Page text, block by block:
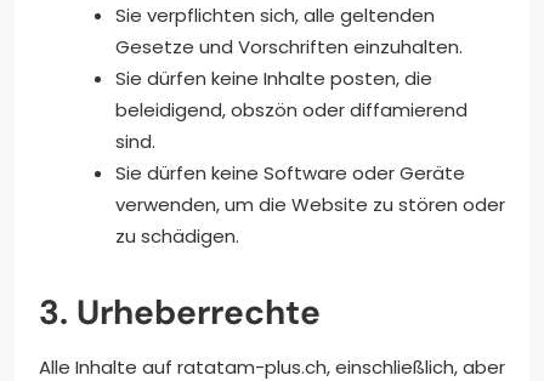
Sie verpflichten sich, alle geltenden
Gesetze und Vorschriften einzuhalten.
Sie dürfen keine Inhalte posten, die
beleidigend, obszön oder diffamierend
sind.
Sie dürfen keine Software oder Geräte
verwenden, um die Website zu stören oder
zu schädigen.
3. Urheberrechte
Alle Inhalte auf ratatam-plus.ch, einschließlich, aber